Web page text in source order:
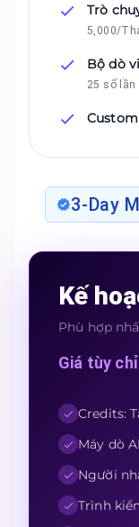
Trò
5,000/
Bộ dò
25 số lần
3-Day
Kế
Phù hợp
Giá tùy
Credits:
Máy dò AI
Người
Trình